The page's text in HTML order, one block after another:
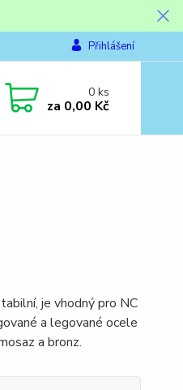
Přihlášení
0ks
za 0,00 Kč
je vhodný pro NC
a legované ocele
a bronz.